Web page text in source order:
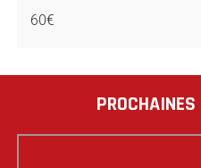
60€